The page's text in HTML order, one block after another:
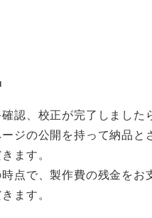
確認、校正が完了しました
ージの公開を持って納品と
ます。
時点で、製作費の残金をお
ます。